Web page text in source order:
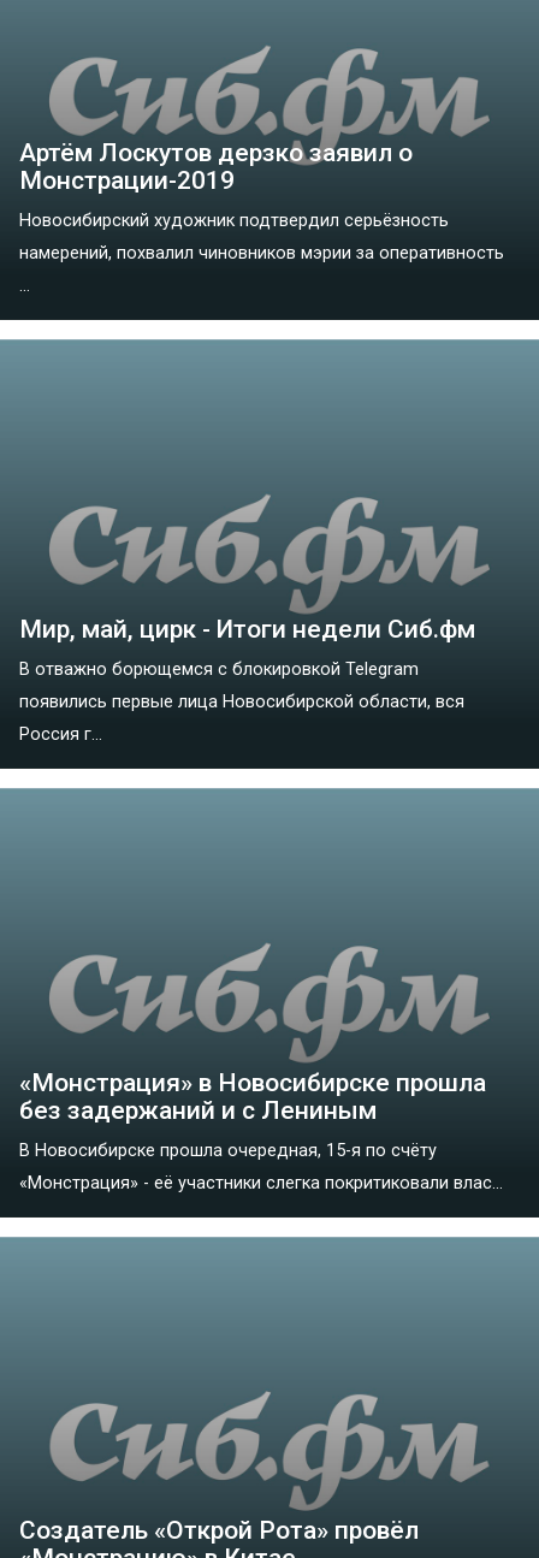
Артём Лоскутов дерзко заявил о
Монстрации-2019
Новосибирский художник подтвердил серьёзность
намерений, похвалил чиновников мэрии за оперативность
...
Мир, май, цирк - Итоги недели Сиб.фм
В отважно борющемся с блокировкой Telegram
появились первые лица Новосибирской области, вся
Россия г...
«Монстрация» в Новосибирске прошла
без задержаний и с Лениным
В Новосибирске прошла очередная, 15-я по счёту
«Монстрация» - её участники слегка покритиковали влас...
Создатель «Открой Рота» провёл